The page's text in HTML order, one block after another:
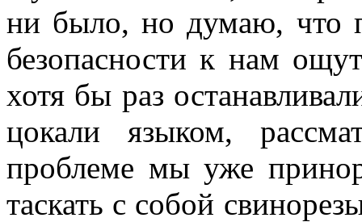
ни было, но думаю, что
безопасности к нам
хотя бы раз
цокали языком,
проблеме мы уже
таскать с собой